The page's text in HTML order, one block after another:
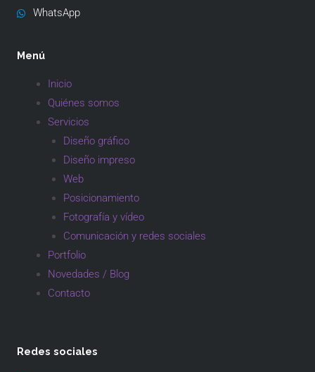
WhatsApp
Menú
Inicio
Quiénes somos
Servicios
Diseño gráfico
Diseño impreso
Web
Posicionamiento
Fotografía y vídeo
Comunicación y redes sociales
Portfolio
Novedades / Blog
Contacto
Redes sociales